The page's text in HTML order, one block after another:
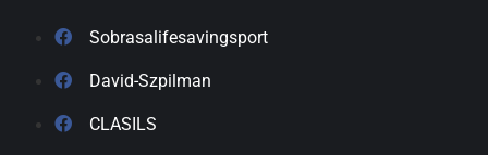
Sobrasalifesavingsport
David-Szpilman
CLASILS